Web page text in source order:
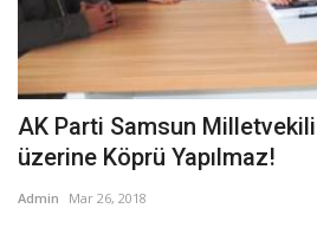
AK Parti Samsun
üzerine Köprü Yapılmaz!
Admin Mar 26, 2018